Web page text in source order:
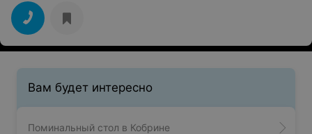
Вам будет интересно
Поминальный стол в Кобрине